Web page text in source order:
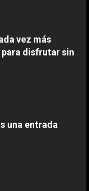
vez más
disfrutar sin
una entrada